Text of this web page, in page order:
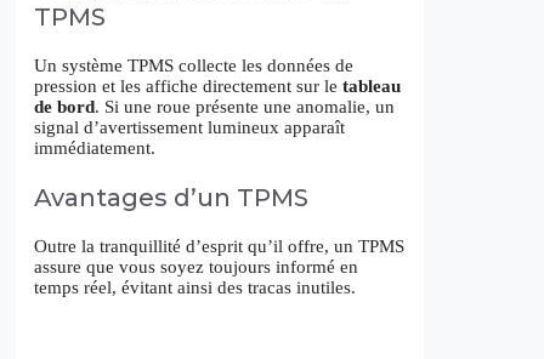
TPMS
Un système TPMS collecte les données de
pression et les affiche directement sur le tableau
de bord. Si une roue présente une anomalie, un
signal d’avertissement lumineux apparaît
immédiatement.
Avantages d’un TPMS
Outre la tranquillité d’esprit qu’il offre, un TPMS
assure que vous soyez toujours informé en
temps réel, évitant ainsi des tracas inutiles.